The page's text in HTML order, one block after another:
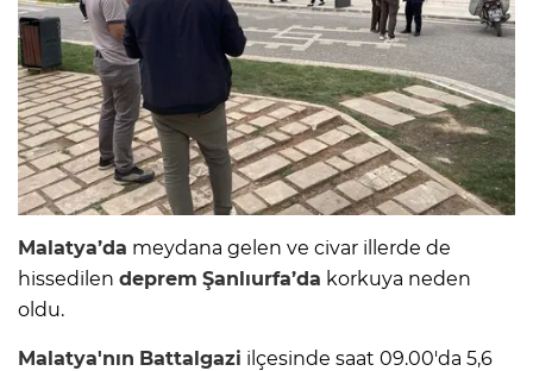
Malatya’da meydana gelen ve civar illerde de
hissedilen deprem Şanlıurfa’da korkuya neden
oldu.
Malatya'nın Battalgazi ilçesinde saat 09.00'da 5,6